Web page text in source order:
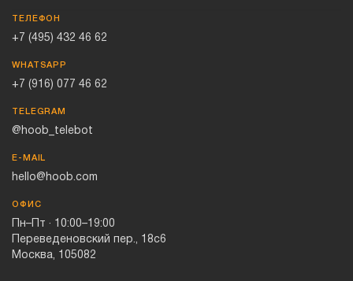
ТЕЛЕФОН
+7 (495) 432 46 62
WHATSAPP
+7 (916) 077 46 62
TELEGRAM
@hoob_telebot
E-MAIL
hello@hoob.com
ОФИС
Пн–Пт · 10:00–19:00
Переведеновский пер., 18с6
Москва, 105082